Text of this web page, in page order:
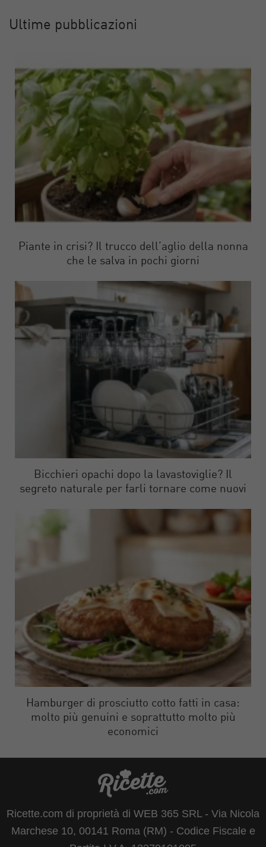
Ultime pubblicazioni
Piante in crisi? Il trucco dell’aglio della nonna
che le salva in pochi giorni
Bicchieri opachi dopo la lavastoviglie? Il
segreto naturale per farli tornare come nuovi
Hamburger di prosciutto cotto fatti in casa:
molto più genuini e soprattutto molto più
economici
Ricette.com di proprietà di WEB 365 SRL - Via Nicola
Marchese 10, 00141 Roma (RM) - Codice Fiscale e